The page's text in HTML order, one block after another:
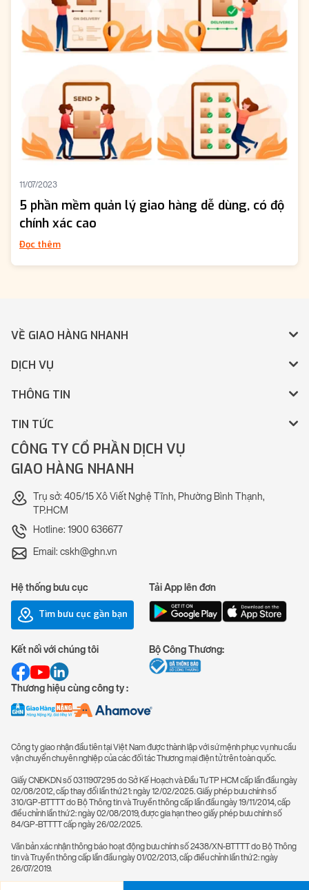
11/07/2023
5 phần mềm quản lý giao hàng dễ dùng, có độ
chính xác cao
Đọc thêm
VỀ GIAO HÀNG NHANH
DỊCH VỤ
THÔNG TIN
TIN TỨC
CÔNG TY CỔ PHẦN DỊCH VỤ
GIAO HÀNG NHANH
Trụ sở: 405/15 Xô Viết Nghệ Tĩnh, Phường Bình Thạnh,
TP.HCM
Hotline: 1900 636677
Email: cskh@ghn.vn
Hệ thống bưu cục
Tìm bưu cục gần bạn
Tải App lên đơn
Kết nối với chúng tôi
Thương hiệu cùng công ty :
Bộ Công Thương:
Công ty giao nhận đầu tiên tại Việt Nam được thành lập với sứ mệnh phục vụ nhu cầu
vận chuyển chuyên nghiệp của các đối tác Thương mại điện tử trên toàn quốc.
Giấy CNĐKDN số 0311907295 do Sở Kế Hoạch và Đầu Tư TP HCM cấp lần đầu ngày
02/08/2012, cấp thay đổi lần thứ 21: ngày 12/02/2025. Giấy phép bưu chính số
310/GP-BTTTT do Bộ Thông tin và Truyền thông cấp lần đầu ngày 19/11/2014, cấp
điều chỉnh lần thứ 2: ngày 02/08/2019, được gia hạn theo giấy phép bưu chính số
84/GP-BTTTT cấp ngày 26/02/2025.
Văn bản xác nhận thông báo hoạt động bưu chính số 2438/XN-BTTTT do Bộ Thông
tin và Truyền thông cấp lần đầu ngày 01/02/2013, cấp điều chỉnh lần thứ 2: ngày
26/07/2019.